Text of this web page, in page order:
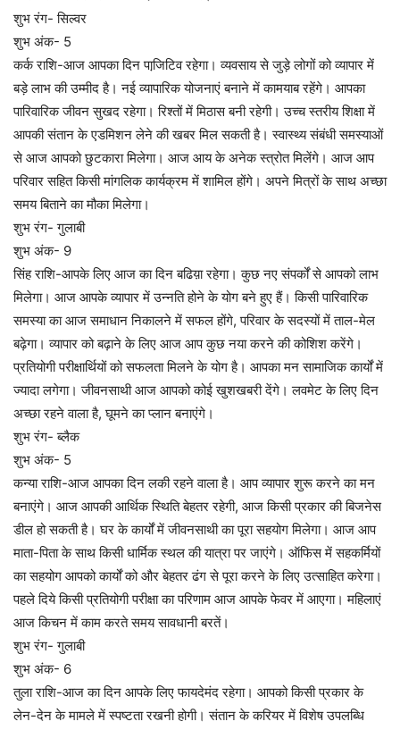
शुभ रंग- सिल्वर
शुभ अंक- 5
कर्क राशि-आज आपका दिन पाजि़टिव रहेगा। व्यवसाय से जुड़े लोगों को व्यापार में
बड़े लाभ की उम्मीद है। नई व्यापारिक योजनाएं बनाने में कामयाब रहेंगे। आपका
पारिवारिक जीवन सुखद रहेगा। रिश्तों में मिठास बनी रहेगी। उच्च स्तरीय शिक्षा में
आपकी संतान के एडमिशन लेने की खबर मिल सकती है। स्वास्थ्य संबंधी समस्याओं
से आज आपको छुटकारा मिलेगा। आज आय के अनेक स्त्रोत मिलेंगे। आज आप
परिवार सहित किसी मांगलिक कार्यक्रम में शामिल होंगे। अपने मित्रों के साथ अच्छा
समय बिताने का मौका मिलेगा।
शुभ रंग- गुलाबी
शुभ अंक- 9
सिंह राशि-आपके लिए आज का दिन बढिय़ा रहेगा। कुछ नए संपर्कों से आपको लाभ
मिलेगा। आज आपके व्यापार में उन्नति होने के योग बने हुए हैं। किसी पारिवारिक
समस्या का आज समाधान निकालने में सफल होंगे, परिवार के सदस्यों में ताल-मेल
बढ़ेगा। व्यापार को बढ़ाने के लिए आज आप कुछ नया करने की कोशिश करेंगे।
प्रतियोगी परीक्षार्थियों को सफलता मिलने के योग है। आपका मन सामाजिक कार्यों में
ज्यादा लगेगा। जीवनसाथी आज आपको कोई खुशखबरी देंगे। लवमेट के लिए दिन
अच्छा रहने वाला है, घूमने का प्लान बनाएंगे।
शुभ रंग- ब्लैक
शुभ अंक- 5
कन्या राशि-आज आपका दिन लकी रहने वाला है। आप व्यापार शुरू करने का मन
बनाएंगे। आज आपकी आर्थिक स्थिति बेहतर रहेगी, आज किसी प्रकार की बिजनेस
डील हो सकती है। घर के कार्यों में जीवनसाथी का पूरा सहयोग मिलेगा। आज आप
माता-पिता के साथ किसी धार्मिक स्थल की यात्रा पर जाएंगे। ऑफिस में सहकर्मियों
का सहयोग आपको कार्यों को और बेहतर ढंग से पूरा करने के लिए उत्साहित करेगा।
पहले दिये किसी प्रतियोगी परीक्षा का परिणाम आज आपके फेवर में आएगा। महिलाएं
आज किचन में काम करते समय सावधानी बरतें।
शुभ रंग- गुलाबी
शुभ अंक- 6
तुला राशि-आज का दिन आपके लिए फायदेमंद रहेगा। आपको किसी प्रकार के
लेन-देन के मामले में स्पष्टता रखनी होगी। संतान के करियर में विशेष उपलब्धि